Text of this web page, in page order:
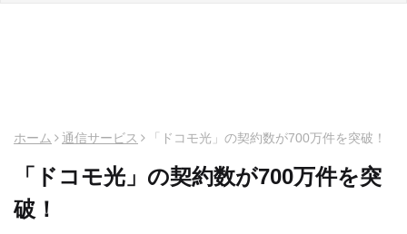
ホーム 通信サービス 「ドコモ光」の契約数が700万件を突破！
「ドコモ光」の契約数が700万件を突
破！